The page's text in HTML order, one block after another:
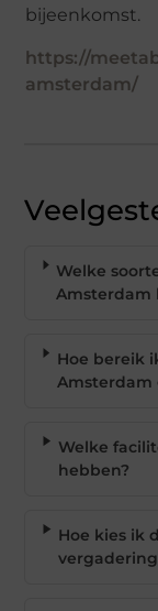
bijeenkomst.
https://
amsterdam/
Welke
Amsterdam
Hoe bereik
Amsterdam
Welke
hebben?
Hoe kies ik